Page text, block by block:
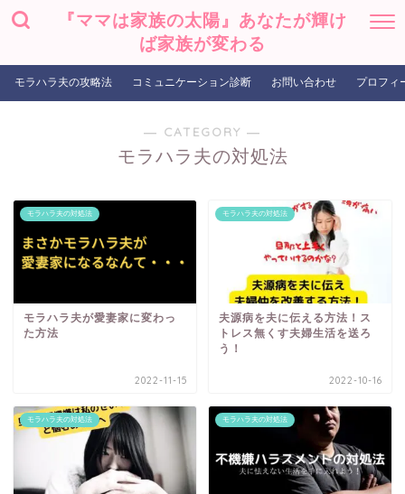
『ママは家族の太陽』あなたが輝け
ば家族が変わる
モラハラ夫の攻略法 コミュニケーション診断 お問い合わせ プロフィ
― CATEGORY ―
モラハラ夫の対処法
モラハラ夫の対処法
モラハラ夫が愛妻家に変わっ
た方法
2022-11-15
モラハラ夫の対処法
夫源病を夫に伝える方法！ス
トレス無くす夫婦生活を送ろ
う！
2022-10-16
モラハラ夫の対処法 モラハラ夫の対処法